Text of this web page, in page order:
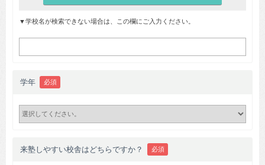
▼学校名が検索できない場合は、この欄にご入力ください。
学年 必須
来塾しやすい校舎はどちらですか？ 必須